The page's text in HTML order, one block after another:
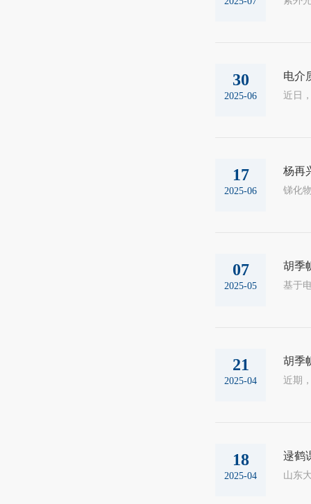
30
2025-06
电介
17
2025-06
杨再
07
2025-05
胡季
21
2025-04
胡季
18
2025-04
逯鹤